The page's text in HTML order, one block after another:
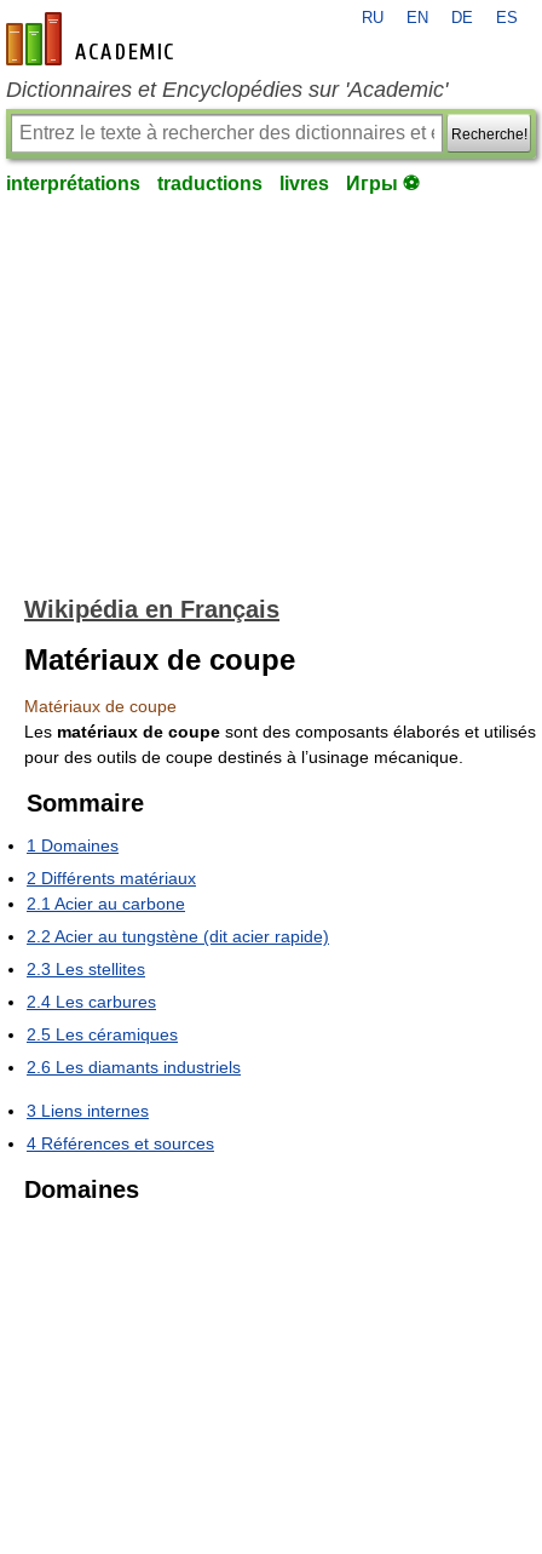
fr-academic.com
RU EN DE ES
Dictionnaires et Encyclopédies sur 'Academic'
Recherche!
interprétations traductions livres Игры ⚽
Wikipédia en Français
Matériaux de coupe
Matériaux de coupe
Les matériaux de coupe sont des composants élaborés et utilisés
pour des outils de coupe destinés à l’usinage mécanique.
Sommaire
1 Domaines
2 Différents matériaux
2.1 Acier au carbone
2.2 Acier au tungstène (dit acier rapide)
2.3 Les stellites
2.4 Les carbures
2.5 Les céramiques
2.6 Les diamants industriels
3 Liens internes
4 Références et sources
Domaines